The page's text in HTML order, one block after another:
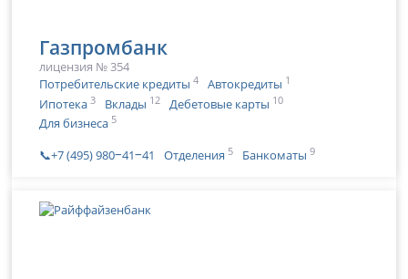
Газпромбанк
лицензия № 354
Потребительские кредиты 4 Автокредиты 1
Ипотека 3 Вклады 12 Дебетовые карты 10
Для бизнеса 5
📞+7 (495) 980‒41‒41 Отделения 5 Банкоматы 9